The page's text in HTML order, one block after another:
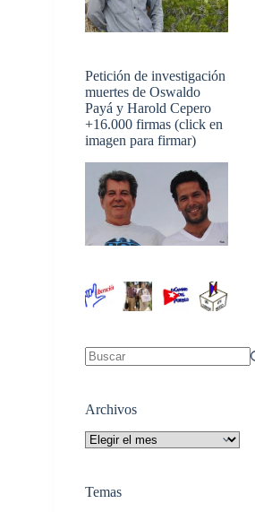
Petición de investigación
muertes de Oswaldo
Payá y Harold Cepero
+16.000 firmas (click en
imagen para firmar)
Archivos
Archivos
Temas